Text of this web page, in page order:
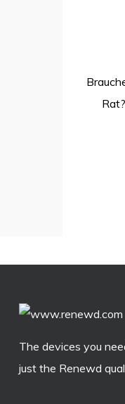
The devices you
just the Renewd